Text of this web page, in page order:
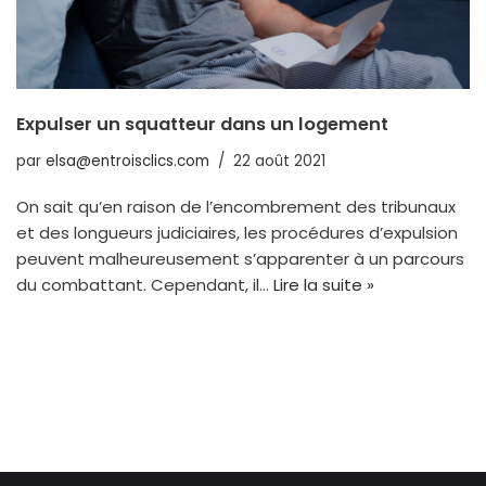
Expulser un squatteur dans un logement
par elsa@entroisclics.com 22 août 2021
On sait qu’en raison de l’encombrement des tribunaux
et des longueurs judiciaires, les procédures d’expulsion
peuvent malheureusement s’apparenter à un parcours
du combattant. Cependant, il… Lire la suite »